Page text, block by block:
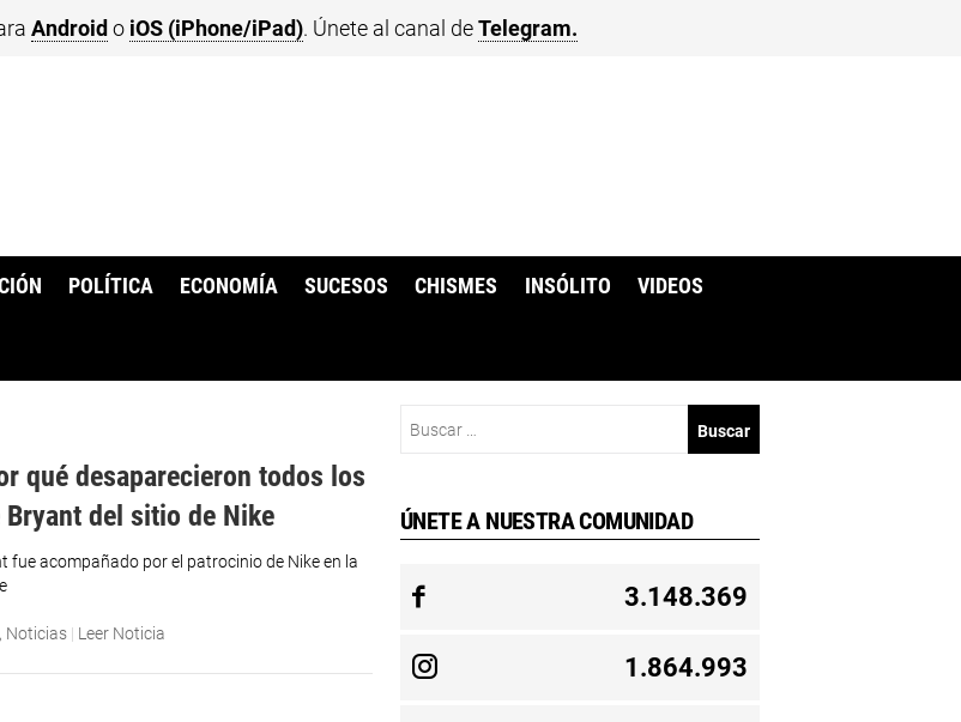
Android o iOS (iPhone/iPad). Únete al canal deTelegram.
POLÍTICA ECONOMÍA SUCESOS CHISMES INSÓLITO VIDEOS
qué desaparecieron todos los
del sitio de Nike
fue acompañado por el patrocinio de Nike en la
, Noticias | Leer Noticia
ÚNETE A NUESTRA COMUNIDAD
3.148.369
1.864.993